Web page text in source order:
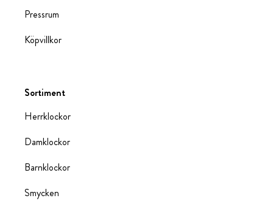
Pressrum
Köpvillkor
Sortiment
Herrklockor
Damklockor
Barnklockor
Smycken